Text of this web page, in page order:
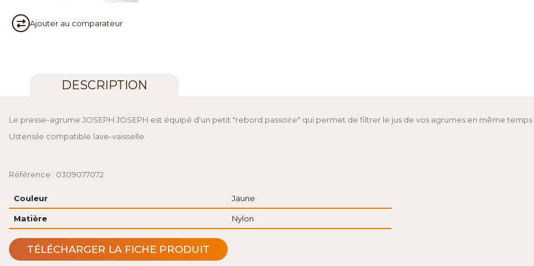
Ajouter au comparateur
DESCRIPTION
Le presse-agrume JOSEPH JOSEPH est équipé d'un petit "rebord passoire" qui permet de filtrer le jus de vos agrumes en même
Ustensile compatible lave-vaisselle.
Référence : 0309077072
Couleur Jaune
Matière Nylon
TÉLÉCHARGER LA FICHE PRODUIT